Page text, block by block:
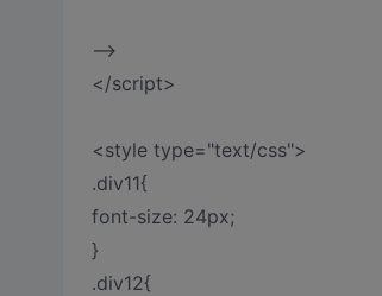
-->
</script>
<style type="text/css">
.div11{
font-size: 24px;
}
.div12{